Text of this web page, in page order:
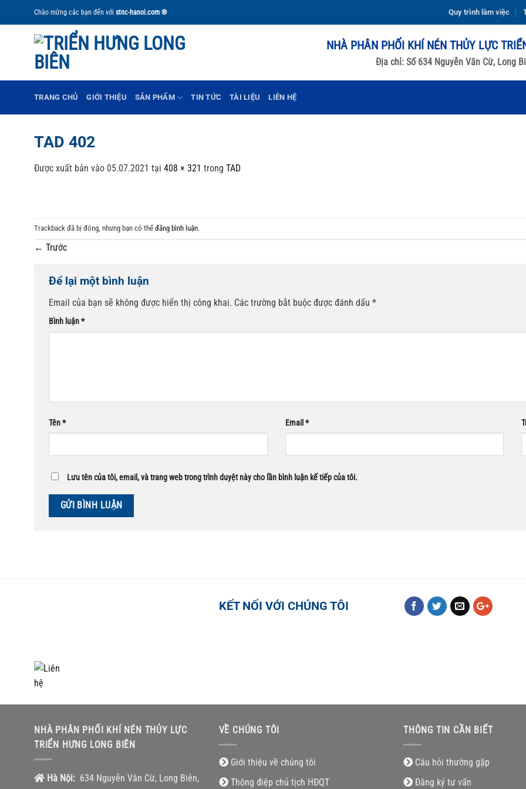
Chào mừng các bạn đến với stnc-hanoi.com ® Quy trình làm việc
NHÀ PHÂN PHỐI KHÍ NÉN THỦY LỰC
Địa chỉ: Số 634 Nguyễn Văn Cừ, Long
TRANG CHỦ GIỚI THIỆU SẢN PHẨM TIN TỨC TÀI LIỆU LIÊN HỆ
TAD 402
Được xuất bản vào 05.07.2021 tại 408 × 321 trong TAD
Trackback đã bị đóng, nhưng bạn có thể đăng bình luận.
← Trước
Để lại một bình luận
Email của bạn sẽ không được hiển thị công khai. Các trường bắt buộc được đánh dấu *
Bình luận*
Tên* Email *
Lưu tên của tôi, email, và trang web trong trình duyệt này cho lần bình luận kế tiếp của tôi.
KẾT NỐI VỚI CHÚNG TÔI
NHÀ PHÂN PHỐI KHÍ NÉN THỦY LỰC
TRIỂN HƯNG LONG BIÊN
Hà Nội: 634 Nguyễn Văn Cừ, Long Biên,
VỀ CHÚNG TÔI
Giới thiệu về chúng tôi
Thông điệp chủ tịch HĐQT
THÔNG TIN CẦN BIẾT
Câu hỏi thường gặp
Đăng ký tư vấn